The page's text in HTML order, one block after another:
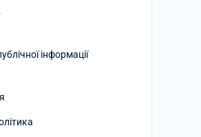
інформації